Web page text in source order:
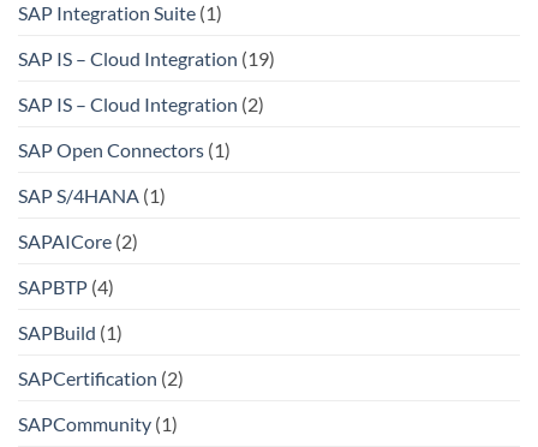
SAP Integration Suite (1)
SAP IS – Cloud Integration (19)
SAP IS – Cloud Integration (2)
SAP Open Connectors (1)
SAP S/4HANA (1)
SAPAICore (2)
SAPBTP (4)
SAPBuild (1)
SAPCertification (2)
SAPCommunity (1)